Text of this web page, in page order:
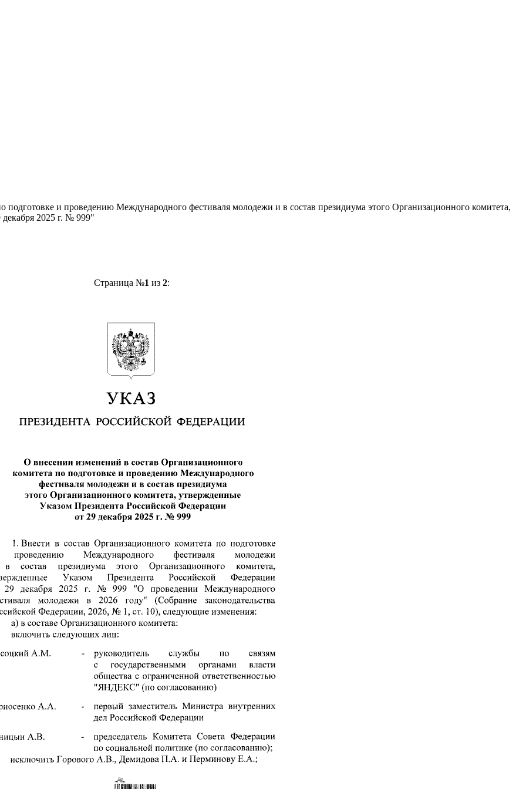
и проведению Международного фестиваля молодежи и в состав президиума этого Организационного комитета,
2025 г. № 999"
Страница №1 из 2: